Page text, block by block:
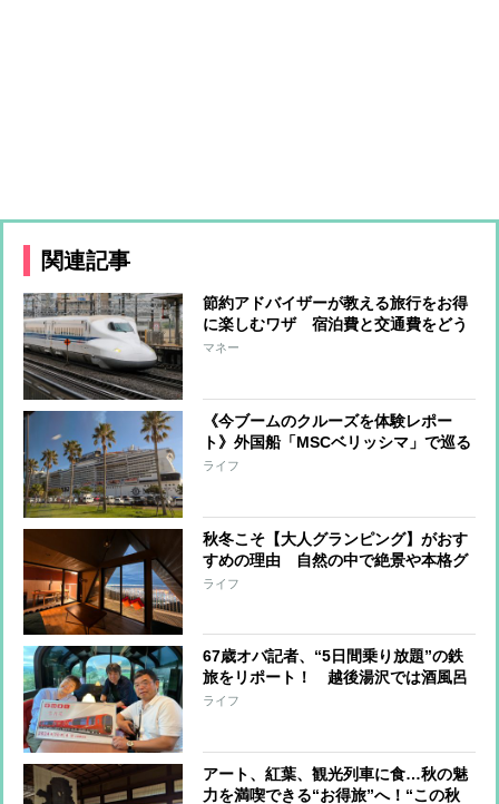
関連記事
節約アドバイザーが教える旅行をお得
に楽しむワザ 宿泊費と交通費をどう
おさえるか、ふるさと納税や旅行積立
マネー
《今ブームのクルーズを体験レポー
ト》外国船「MSCベリッシマ」で巡る
10日間の日本一周旅に夫婦で行ってき
ライフ
秋冬こそ【大人グランピング】がおす
すめの理由 自然の中で絶景や本格グ
ルメ、体験を楽しむプライスレスな1
ライフ
67歳オバ記者、“5日間乗り放題”の鉄
旅をリポート！ 越後湯沢では酒風呂
を満喫、新しくなった新潟駅ではノマ
ライフ
アート、紅葉、観光列車に食…秋の魅
力を満喫できる“お得旅”へ！“この秋